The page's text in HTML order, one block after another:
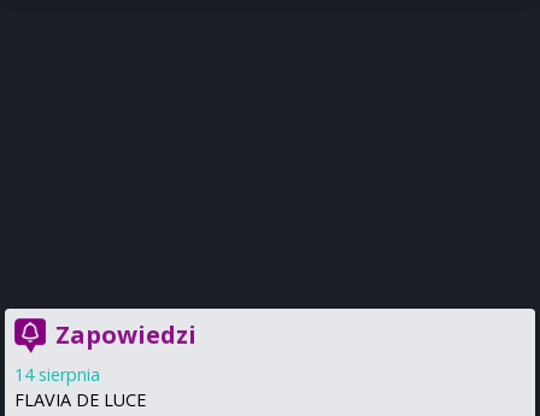
Zapowiedzi
14 sierpnia
FLAVIA DE LUCE